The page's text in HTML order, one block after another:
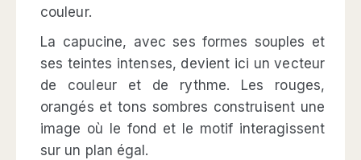
couleur.
La capucine, avec ses formes souples et
ses teintes intenses, devient ici un vecteur
de couleur et de rythme. Les rouges,
orangés et tons sombres construisent une
image où le fond et le motif interagissent
sur un plan égal.